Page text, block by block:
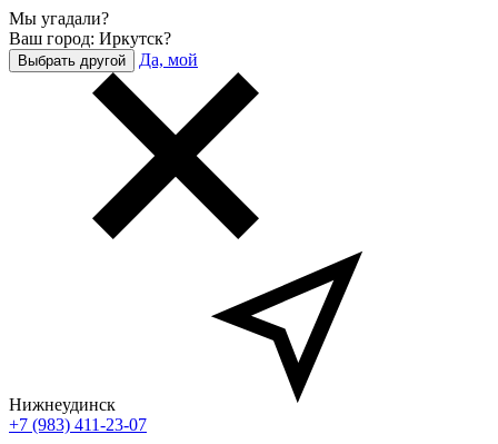
Мы угадали?
Ваш город: Иркутск?
Выбрать другой Да, мой
Нижнеудинск
+7 (983) 411-23-07